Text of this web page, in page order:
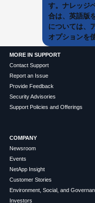
す。ナレッジ
合は、英語版
については、
オプションを
MORE IN SUPPORT
Contact Support
Report an Issue
Provide Feedback
Security Advisories
Support Policies and Offerings
COMPANY
Newsroom
Events
NetApp Insight
Customer Stories
Environment, Social, and
Investors